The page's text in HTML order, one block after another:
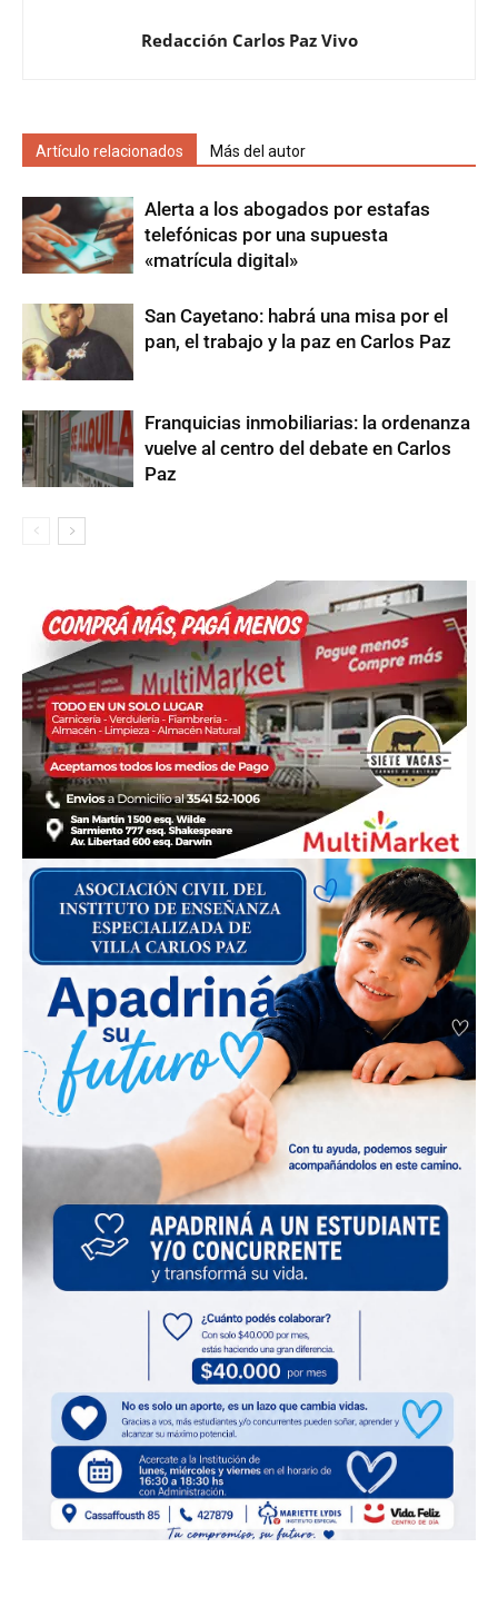
Redacción Carlos Paz Vivo
Artículo relacionados Más del autor
Alerta a los abogados por estafas
telefónicas por una supuesta
«matrícula digital»
San Cayetano: habrá una misa por el
pan, el trabajo y la paz en Carlos Paz
Franquicias inmobiliarias: la ordenanza
vuelve al centro del debate en Carlos
Paz